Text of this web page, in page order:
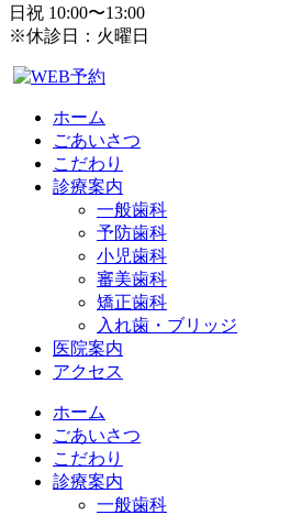
日祝 10:00〜13:00
※休診日：火曜日
ホーム
ごあいさつ
こだわり
診療案内
一般歯科
予防歯科
小児歯科
審美歯科
矯正歯科
入れ歯・ブリッジ
医院案内
アクセス
ホーム
ごあいさつ
こだわり
診療案内
一般歯科